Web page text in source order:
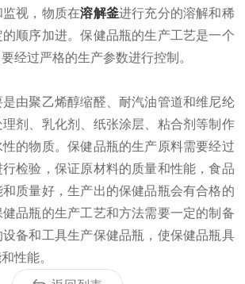
视，物质在溶解釜进行充分的溶解和稀
顺序加进。保健品瓶的生产工艺是一个
经过严格的生产参数进行控制。
聚乙烯醇缩醛、耐汽油管道和维尼纶
剂、乳化剂、纸张涂层、粘合剂等制作
的物质。保健品瓶的生产原料需要经过
检验，保证原材料的质量和性能，食品
质量好，生产出的保健品瓶会有合格的
品瓶的生产工艺和方法需要一定的制备
备和工具生产保健品瓶，使保健品瓶具
性能。